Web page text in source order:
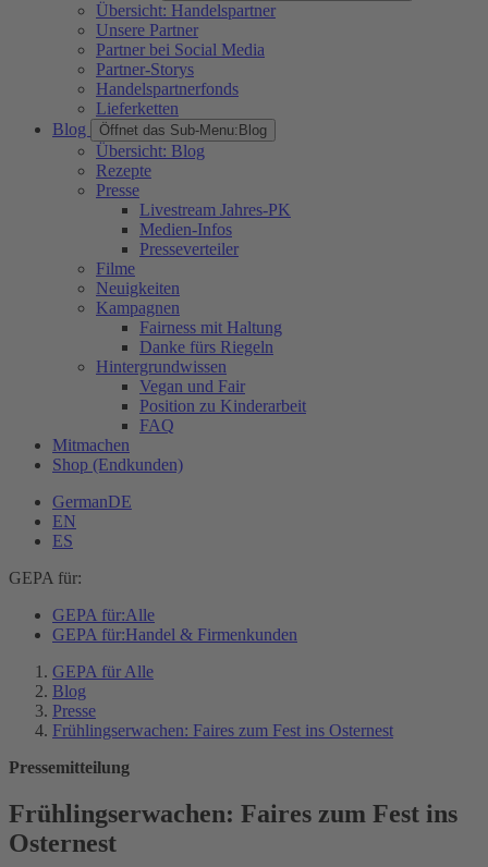
Übersicht: Handelspartner
Unsere Partner
Partner bei Social Media
Partner-Storys
Handelspartnerfonds
Lieferketten
Blog
Öffnet das Sub-Menu: Blog
Übersicht: Blog
Rezepte
Presse
Livestream Jahres-PK
Medien-Infos
Presseverteiler
Filme
Neuigkeiten
Kampagnen
Fairness mit Haltung
Danke fürs Riegeln
Hintergrundwissen
Vegan und Fair
Position zu Kinderarbeit
FAQ
Mitmachen
Shop (Endkunden)
GermanDE
EN
ES
GEPA für:
GEPA für:Alle
GEPA für:Handel & Firmenkunden
GEPA für Alle
Blog
Presse
Frühlingserwachen: Faires zum Fest ins Osternest
Pressemitteilung
Frühlingserwachen: Faires zum Fest ins
Osternest